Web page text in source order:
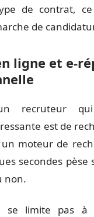
de contrat,
de
ligne et e-
recruteur
est de
moteur de
secondes pèse
non.
se limite pas à